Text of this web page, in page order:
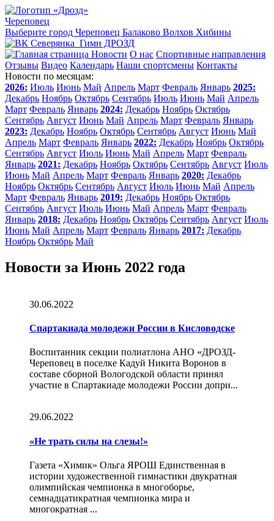
Череповец
Выберите город Череповец Балаково Волхов Хибины
Гимн ДРОЗД
Новости О нас Спортивные направления
Отзывы Видео Календарь Наши спортсмены Контакты
Новости по месяцам:
2026: Июль Июнь Май Апрель Март Февраль Январь 2025:
Декабрь Ноябрь Октябрь Сентябрь Июль Июнь Май Апрель
Март Февраль Январь 2024: Декабрь Ноябрь Октябрь
Сентябрь Август Июнь Май Апрель Март Февраль Январь
2023: Декабрь Ноябрь Октябрь Сентябрь Август Июнь Май
Апрель Март Февраль Январь 2022: Декабрь Ноябрь Октябрь
Сентябрь Август Июль Июнь Май Апрель Март Февраль
Январь 2021: Декабрь Ноябрь Октябрь Сентябрь Август Июль
Июнь Май Апрель Март Февраль Январь 2020: Декабрь
Ноябрь Октябрь Сентябрь Август Июль Июнь Май Апрель
Март Февраль Январь 2019: Декабрь Ноябрь Октябрь
Сентябрь Август Июль Июнь Май Апрель Март Февраль
Январь 2018: Декабрь Ноябрь Октябрь Сентябрь Август Июль
Июнь Май Апрель Март Февраль Январь 2017: Декабрь
Ноябрь Октябрь Май
Новости за Июнь 2022 года
30.06.2022
Спартакиада молодежи России в Кисловодске
Воспитанник секции полиатлона АНО «ДРОЗД-
Череповец в поселке Кадуй Никита Воронов в
составе сборной Вологодской области принял
участие в Спартакиаде молодежи России допри...
29.06.2022
«Не трать силы на слезы!»
Газета «Химик» Ольга ЯРОШ Единственная в
истории художественной гимнастики двукратная
олимпийская чемпионка в многоборье,
семнадцатикратная чемпионка мира и
многократная ...